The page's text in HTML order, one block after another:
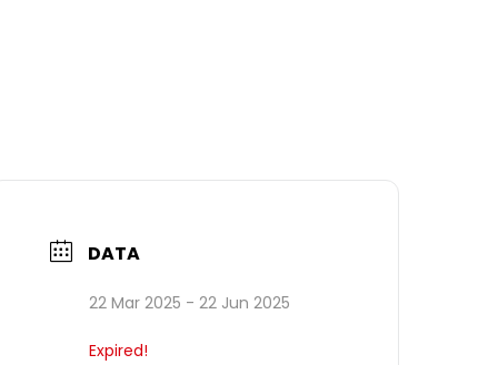
DATA
22 Mar 2025 - 22 Jun 2025
Expired!